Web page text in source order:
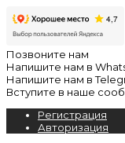
Позвоните нам
Напишите нам в
Напишите нам в
Вступите в наше
Регистрация
Авторизация